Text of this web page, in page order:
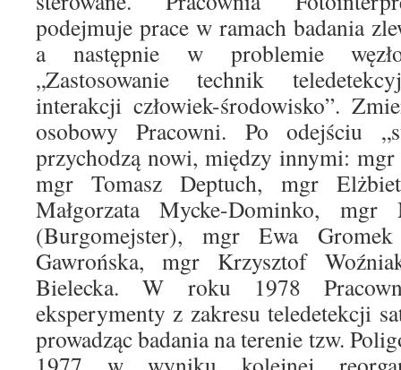
podejmuje prace w ramach badania
a następnie w problemie
„Zastosowanie technik
interakcji człowiek-środowisko”.
osobowy Pracowni. Po odejściu
przychodzą nowi, między innymi:
mgr Tomasz Deptuch, mgr
Małgorzata Mycke-Dominko, mgr
(Burgomejster), mgr Ewa
Gawrońska, mgr Krzysztof
Bielecka. W roku 1978
eksperymenty z zakresu teledetekcji
prowadząc badania na terenie tzw.